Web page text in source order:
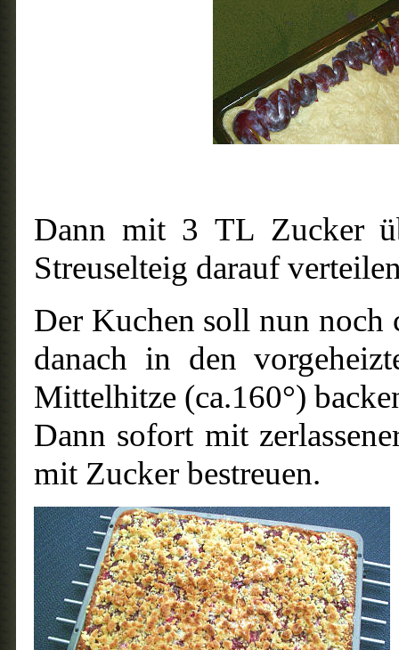
Dann mit 3 TL Zucker
Streuselteig darauf
Der Kuchen soll nun
danach in den
Mittelhitze (ca.160°)
Dann sofort mit
mit Zucker bestreuen.